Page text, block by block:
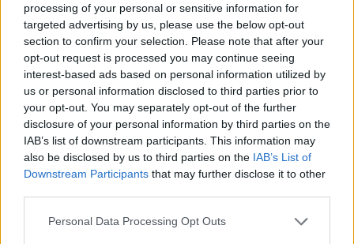
processing of your personal or sensitive information for
targeted advertising by us, please use the below opt-out
section to confirm your selection. Please note that after your
opt-out request is processed you may continue seeing
interest-based ads based on personal information utilized by
us or personal information disclosed to third parties prior to
your opt-out. You may separately opt-out of the further
disclosure of your personal information by third parties on the
IAB’s list of downstream participants. This information may
also be disclosed by us to third parties on the IAB’s List of
Downstream Participants that may further disclose it to other
Personal Data Processing Opt Outs
Pulse: Στο 35,9% το «ταβάνι» της ΝΔ
Νέα κέρδη για τη ΝΔ – της τάξης της μισής μονάδας,